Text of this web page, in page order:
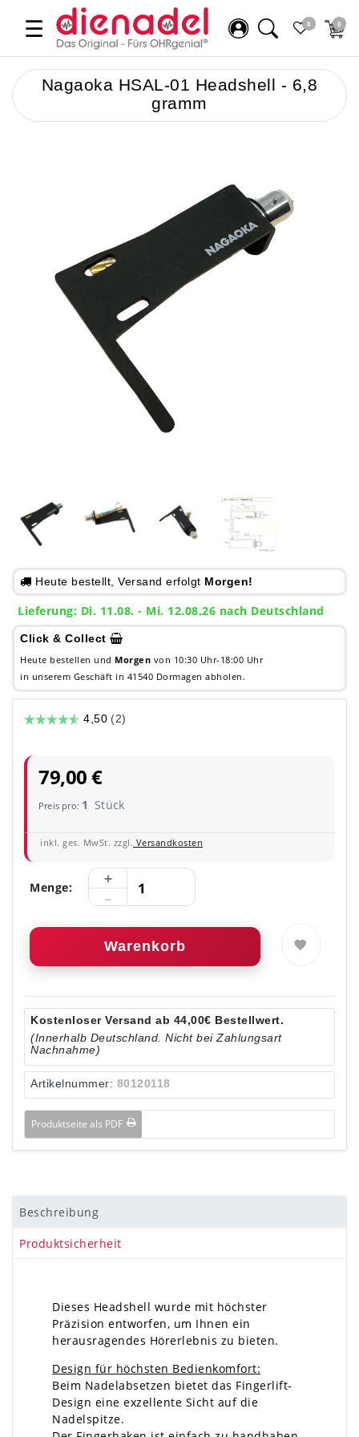
☰ 0 0
Nagaoka HSAL-01 Headshell - 6,8
gramm
Heute bestellt, Versand erfolgt Morgen!
Lieferung: Di. 11.08. - Mi. 12.08.26 nach Deutschland
Click & Collect
Heute bestellen und Morgen von 10:30 Uhr-18:00 Uhr
in unserem Geschäft in 41540 Dormagen abholen.
79,00 €
Preis pro: 1 Stück
inkl. ges. MwSt. zzgl. Versandkosten
Menge:
Warenkorb
Kostenloser Versand ab 44,00€ Bestellwert.
(Innerhalb Deutschland. Nicht bei Zahlungsart
Nachnahme)
Artikelnummer: 80120118
Produktseite als PDF
Beschreibung
Produktsicherheit
Dieses Headshell wurde mit höchster
Präzision entworfen, um Ihnen ein
herausragendes Hörerlebnis zu bieten.
Design für höchsten Bedienkomfort:
Beim Nadelabsetzen bietet das Fingerlift-
Design eine exzellente Sicht auf die
Nadelspitze.